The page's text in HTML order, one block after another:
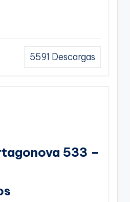
5591 Descargas
533 –